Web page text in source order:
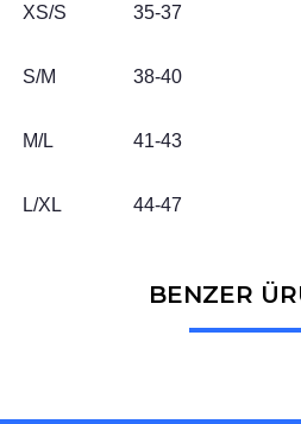
XS/S 35-37
S/M 38-40
M/L 41-43
L/XL 44-47
BENZER